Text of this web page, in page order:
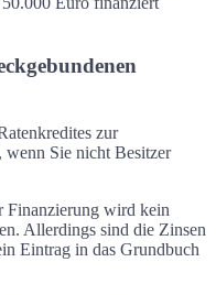
zur
Sie nicht Besitzer
Finanzierung wird kein
Allerdings sind die Zinsen
Eintrag in das Grundbuch